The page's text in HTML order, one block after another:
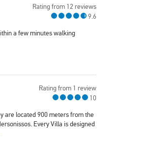
Rating from 12 reviews
9.6
a few minutes walking
Rating from 1 review
10
are located 900 meters from the
Every Villa is designed